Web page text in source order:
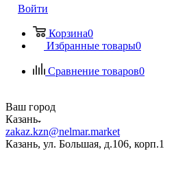
Войти
Корзина0
Избранные товары0
Сравнение товаров0
Ваш город
Казань
zakaz.kzn@nelmar.market
Казань, ул. Большая, д.106, корп.1